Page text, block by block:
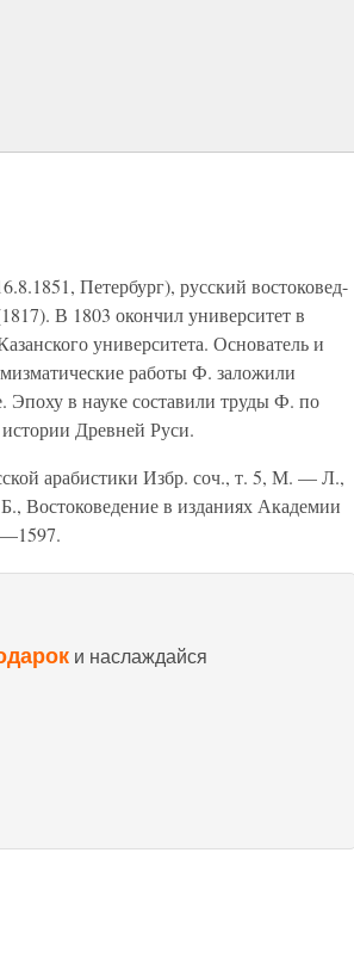
Петербург), русский востоковед-
В 1803 окончил университет в
университета. Основатель и
работы Ф. заложили
в науке составили труды Ф. по
Древней Руси.
арабистики Избр. соч., т. 5, М. — Л.,
Востоковедение в изданиях Академии
и наслаждайся